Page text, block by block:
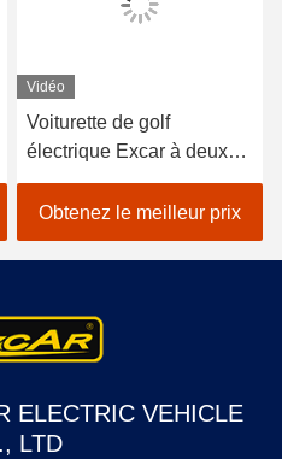
Vidéo
Voiturette de golf
électrique Excar à deux
places, batterie au lithium
48V
Obtenez le meilleur prix
ELECTRIC VEHICLE
LTD